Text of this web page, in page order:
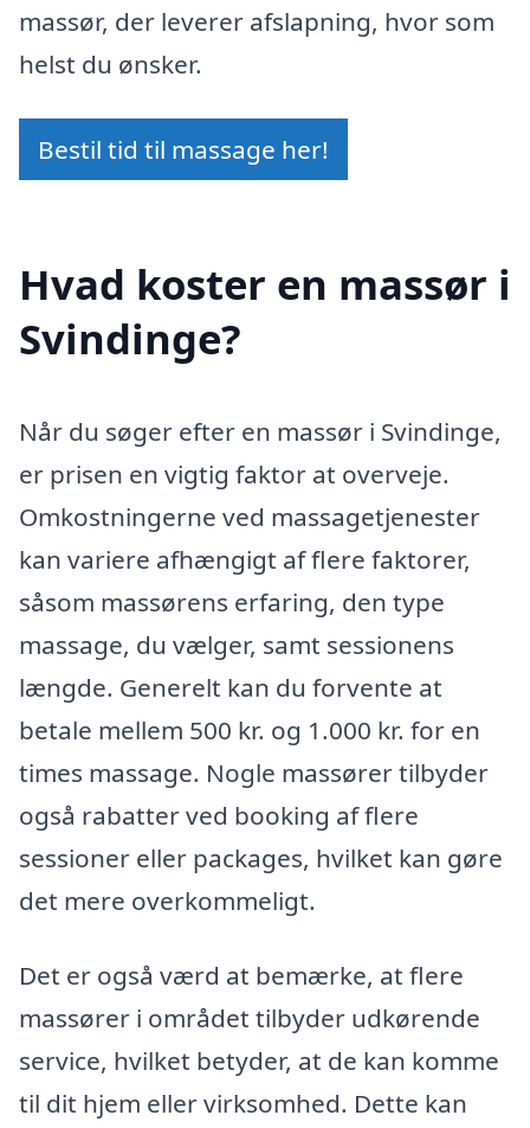
massør, der leverer afslapning, hvor som
helst du ønsker.
Bestil tid til massage her!
Hvad koster en massør i
Svindinge?
Når du søger efter en massør i Svindinge,
er prisen en vigtig faktor at overveje.
Omkostningerne ved massagetjenester
kan variere afhængigt af flere faktorer,
såsom massørens erfaring, den type
massage, du vælger, samt sessionens
længde. Generelt kan du forvente at
betale mellem 500 kr. og 1.000 kr. for en
times massage. Nogle massører tilbyder
også rabatter ved booking af flere
sessioner eller packages, hvilket kan gøre
det mere overkommeligt.
Det er også værd at bemærke, at flere
massører i området tilbyder udkørende
service, hvilket betyder, at de kan komme
til dit hjem eller virksomhed. Dette kan